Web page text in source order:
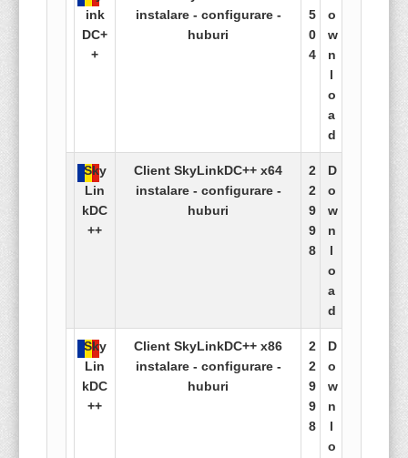
ink
DC+
+
instalare - configurare -
huburi
5
0
4
o
w
n
l
o
a
d
Sky
Lin
kDC
++
Client SkyLinkDC++ x64
instalare - configurare -
huburi
2
2
9
9
8
D
o
w
n
l
o
a
d
Sky
Lin
kDC
++
Client SkyLinkDC++ x86
instalare - configurare -
huburi
2
2
9
9
8
D
o
w
n
l
o